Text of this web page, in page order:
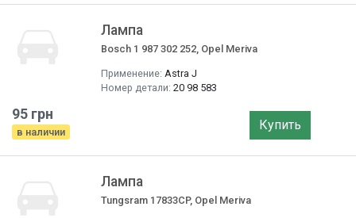
Лампа
Bosch 1 987 302 252, Opel Meriva
Применение: Astra J
Номер детали: 20 98 583
95 грн
в наличии Купить
Лампа
Tungsram 17833CP, Opel Meriva